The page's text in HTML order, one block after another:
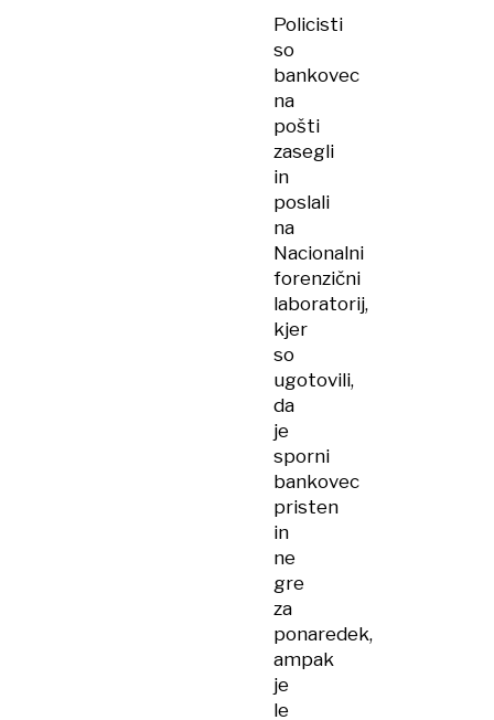
Policisti
so
bankovec
na
pošti
zasegli
in
poslali
na
Nacionalni
forenzični
laboratorij,
kjer
so
ugotovili,
da
je
sporni
bankovec
pristen
in
ne
gre
za
ponaredek,
ampak
je
le